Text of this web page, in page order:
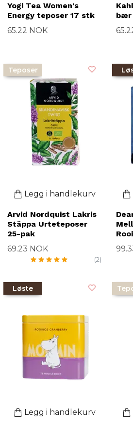
Yogi Tea Women's
Energy teposer 17 stk
65.22 NOK
bær
Teposer
Legg i handlekurv
Arvid Nordquist Lakris
Stäppa Urteteposer
25-pak
69.23 NOK
(2)
Løste
Legg i handlekurv